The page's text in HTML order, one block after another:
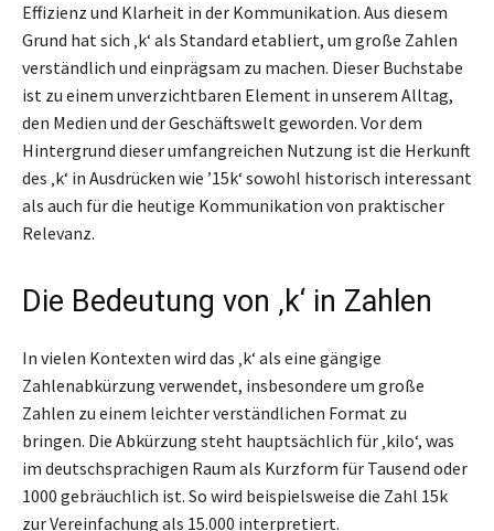
Effizienz und Klarheit in der Kommunikation. Aus diesem
Grund hat sich ‚k‘ als Standard etabliert, um große Zahlen
verständlich und einprägsam zu machen. Dieser Buchstabe
ist zu einem unverzichtbaren Element in unserem Alltag,
den Medien und der Geschäftswelt geworden. Vor dem
Hintergrund dieser umfangreichen Nutzung ist die Herkunft
des ‚k‘ in Ausdrücken wie ’15k‘ sowohl historisch interessant
als auch für die heutige Kommunikation von praktischer
Relevanz.
Die Bedeutung von ‚k‘ in Zahlen
In vielen Kontexten wird das ‚k‘ als eine gängige
Zahlenabkürzung verwendet, insbesondere um große
Zahlen zu einem leichter verständlichen Format zu
bringen. Die Abkürzung steht hauptsächlich für ‚kilo‘, was
im deutschsprachigen Raum als Kurzform für Tausend oder
1000 gebräuchlich ist. So wird beispielsweise die Zahl 15k
zur Vereinfachung als 15.000 interpretiert.